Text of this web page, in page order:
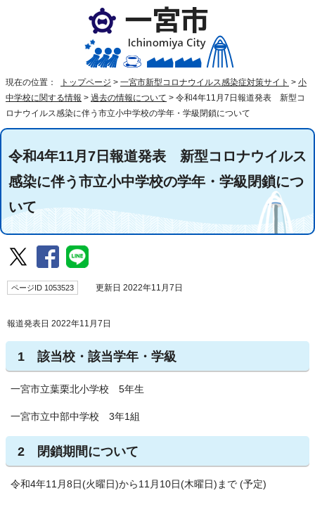
現在の位置： トップページ > 一宮市新型コロナウイルス感染症対策サイト > 小
中学校に関する情報 > 過去の情報について > 令和4年11月7日報道発表 新型コ
ロナウイルス感染に伴う市立小中学校の学年・学級閉鎖について
令和4年11月7日報道発表 新型コロナウイルス
感染に伴う市立小中学校の学年・学級閉鎖につ
いて
ページID 1053523 更新日 2022年11月7日
報道発表日 2022年11月7日
1 該当校・該当学年・学級
一宮市立葉栗北小学校 5年生
一宮市立中部中学校 3年1組
2 閉鎖期間について
令和4年11月8日(火曜日)から11月10日(木曜日)まで (予定)